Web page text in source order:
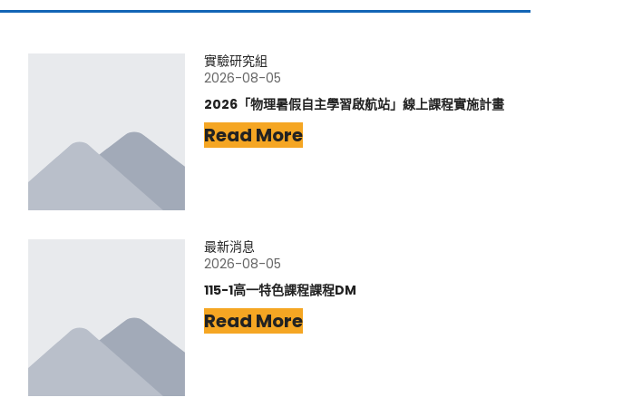
實驗研究組
2026-08-05
2026「物理暑假自主學習啟航站」線上課程實施計畫
Read More
最新消息
2026-08-05
115-1高一特色課程課程DM
Read More